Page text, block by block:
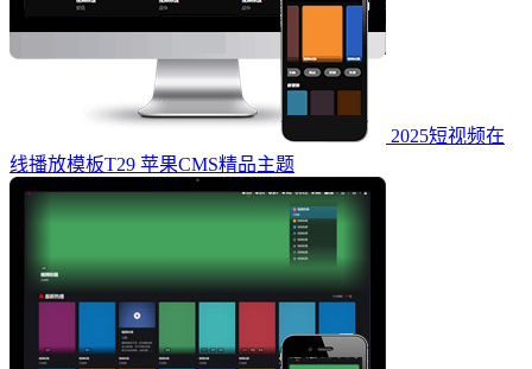
2025短视频在
线播放模板T29 苹果CMS精品主题